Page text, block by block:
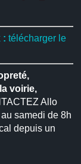
: télécharger le
voirie,
Allo
samedi de 8h
depuis un